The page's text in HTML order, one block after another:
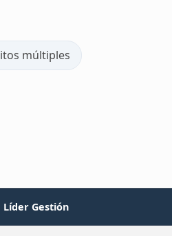
múltiples
Líder Gestión